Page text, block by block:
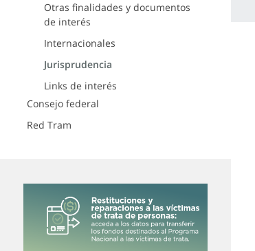
Otras finalidades y documentos
de interés
Internacionales
Jurisprudencia
Links de interés
Consejo federal
Red Tram